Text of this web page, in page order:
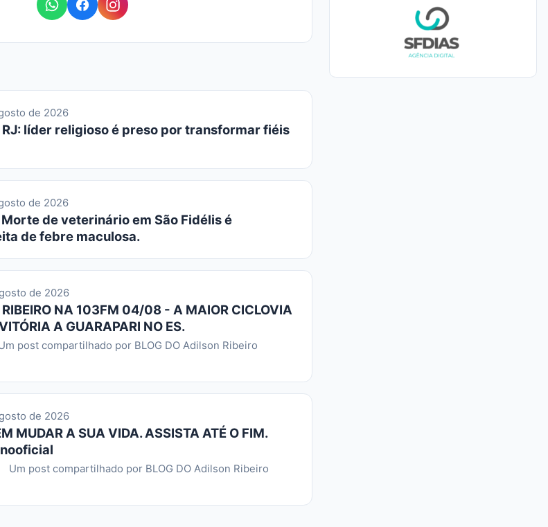
de 2026
líder religioso é preso por transformar fiéis
de 2026
de veterinário em São Fidélis é
de febre maculosa.
de 2026
NA 103FM 04/08 - A MAIOR CICLOVIA
A GUARAPARI NO ES.
post compartilhado por BLOG DO Adilson Ribeiro
de 2026
MUDAR A SUA VIDA. ASSISTA ATÉ O FIM.
Um post compartilhado por BLOG DO Adilson Ribeiro